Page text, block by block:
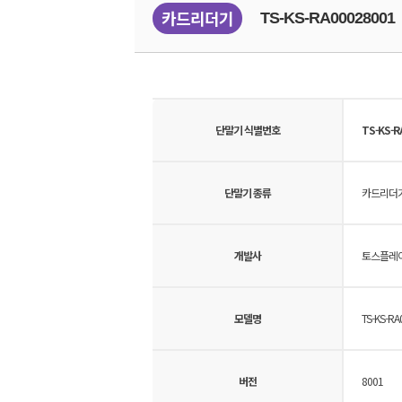
카드리더기 TS-KS-RA00028001
단말기 식별번호 TS-KS-
단말기 종류 카드리더
개발사 토스플레
모델명 TS-KS-
버전 8001